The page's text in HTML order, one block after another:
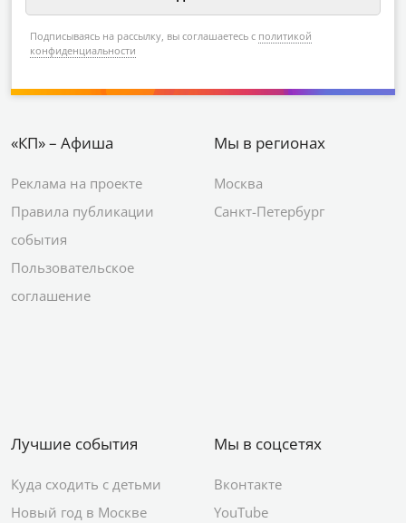
Подписываясь на рассылку, вы соглашаетесь с политикой
конфиденциальности
«КП» – Афиша
Реклама на проекте
Правила публикации
события
Пользовательское
соглашение
Мы в регионах
Москва
Санкт-Петербург
Лучшие события
Куда сходить с детьми
Новый год в Москве
Мы в соцсетях
Вконтакте
YouTube